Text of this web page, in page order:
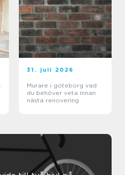
31. juli 2026
Murare i göteborg vad
du behöver veta innan
nästa renovering